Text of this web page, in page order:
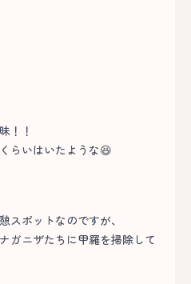
！！
らいはいたような😆
スポットなのですが、
ガニザたちに甲羅を掃除して